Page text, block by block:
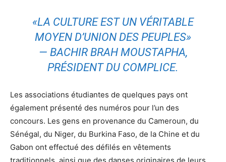
«LA CULTURE EST UN VÉRITABLE
MOYEN D’UNION DES PEUPLES»
― BACHIR BRAH MOUSTAPHA,
PRÉSIDENT DU COMPLICE.
Les associations étudiantes de quelques pays ont
également présenté des numéros pour l’un des
concours. Les gens en provenance du Cameroun, du
Sénégal, du Niger, du Burkina Faso, de la Chine et du
Gabon ont effectué des défilés en vêtements